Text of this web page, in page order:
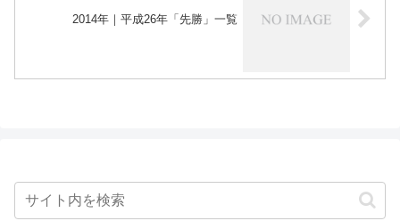
2014年｜平成26年「先勝」一覧